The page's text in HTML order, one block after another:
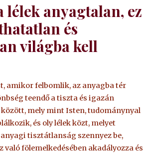
lélek anyagtalan, ez
és
világba kell
amikor felbomlik, az anyagba tér
teendő a tiszta és igazán
mely mint Isten, tudománynyal
és oly lélek közt, melyet
anyagi tisztátlanság szennyez be,
való fölemelkedésében akadályozza és